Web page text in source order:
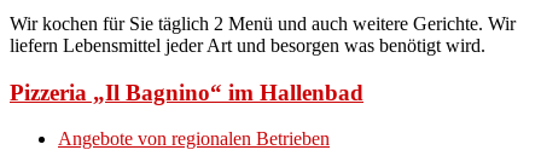
Wir kochen für Sie täglich 2 Menü und auch weitere Gerichte. Wir
liefern Lebensmittel jeder Art und besorgen was benötigt wird.
Pizzeria „Il Bagnino“ im Hallenbad
Angebote von regionalen Betrieben